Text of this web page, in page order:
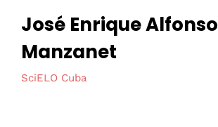
José Enrique Alfonso
Manzanet
SciELO Cuba